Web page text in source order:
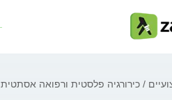
כירורגיה פלסטית ורפואה אסתטית